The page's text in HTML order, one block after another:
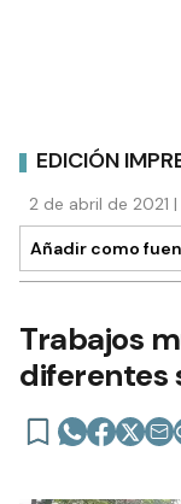
EDICIÓN
2 de abril de 2021
Añadir como
Trabajos
diferentes